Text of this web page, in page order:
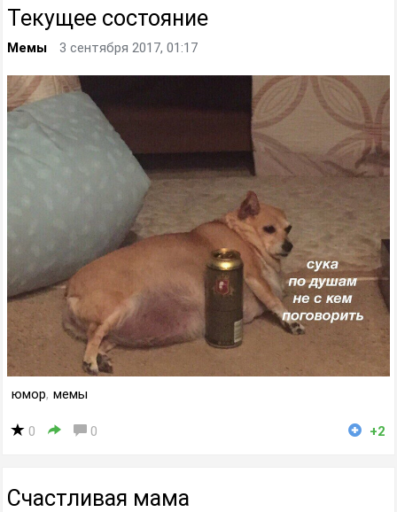
Текущее состояние
Мемы 3 сентября 2017, 01:17
юмор, мемы
0 0 +2
Счастливая мама